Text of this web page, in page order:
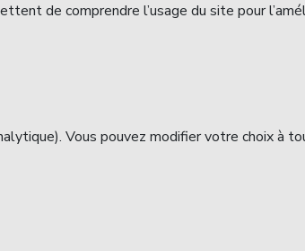
de comprendre l’usage du site pour
Vous pouvez modifier votre choix à